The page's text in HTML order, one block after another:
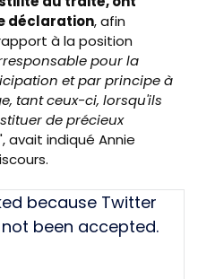
déclaration, afin
à la position
pour la
et par principe à
tant ceux-ci, lorsqu'ils
de précieux
avait indiqué Annie
because Twitter
been accepted.